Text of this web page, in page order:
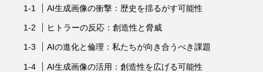
AI生成画像の衝撃：歴史を揺るがす可能性
ヒトラーの反応：創造性と脅威
AIの進化と倫理：私たちが向き合うべき課題
AI生成画像の活用：創造性を広げる可能性